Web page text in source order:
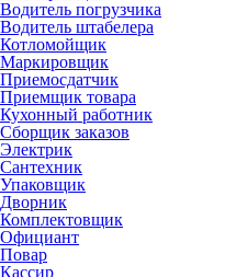
Водитель погрузчика
Водитель штабелера
Котломойщик
Маркировщик
Приемосдатчик
Приемщик товара
Кухонный работник
Сборщик заказов
Электрик
Сантехник
Упаковщик
Дворник
Комплектовщик
Официант
Повар
Кассир